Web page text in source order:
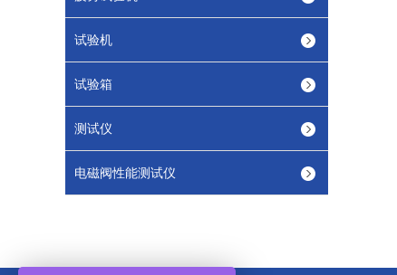
试验机
试验箱
测试仪
电磁阀性能测试仪